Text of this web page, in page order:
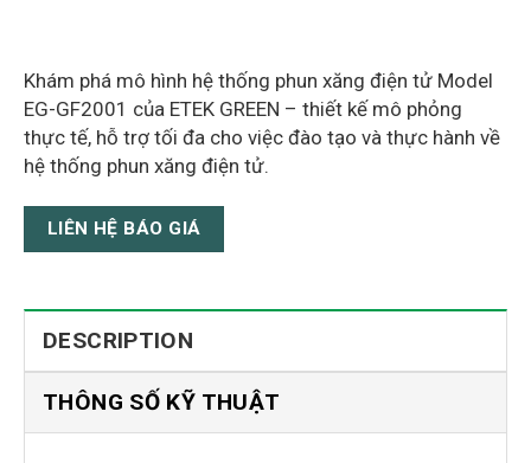
Khám phá mô hình hệ thống phun xăng điện tử Model
EG-GF2001 của ETEK GREEN – thiết kế mô phỏng
thực tế, hỗ trợ tối đa cho việc đào tạo và thực hành về
hệ thống phun xăng điện tử.
LIÊN HỆ BÁO GIÁ
DESCRIPTION
THÔNG SỐ KỸ THUẬT